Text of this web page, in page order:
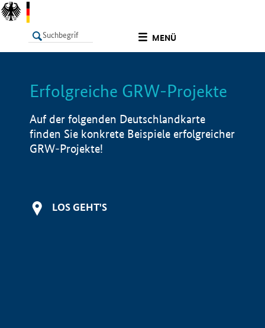
MENÜ
LISTE Info
Erfolgreiche GRW-Projekte
Auf der folgenden Deutschlandkarte
finden Sie konkrete Beispiele erfolgreicher
GRW-Projekte!
LOS GEHT'S